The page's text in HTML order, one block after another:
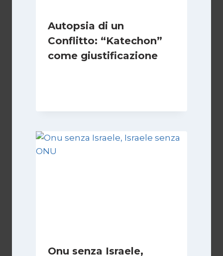
Autopsia di un
Conflitto: “Katechon”
come giustificazione
Onu senza Israele,